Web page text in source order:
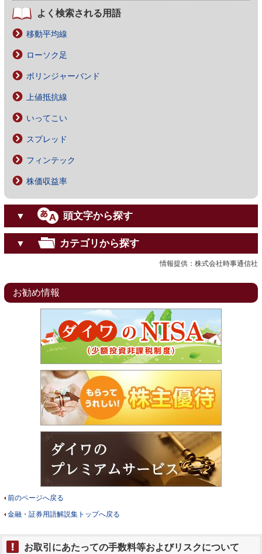
よく検索される用語
移動平均線
ローソク足
ボリンジャーバンド
上値抵抗線
いってこい
スプレッド
フィンテック
株価収益率
▼ 頭文字から探す
▼ カテゴリから探す
情報提供：株式会社時事通信社
お勧め情報
前のページへ戻る
金融・証券用語解説集トップへ戻る
お取引にあたっての手数料等およびリスクについて